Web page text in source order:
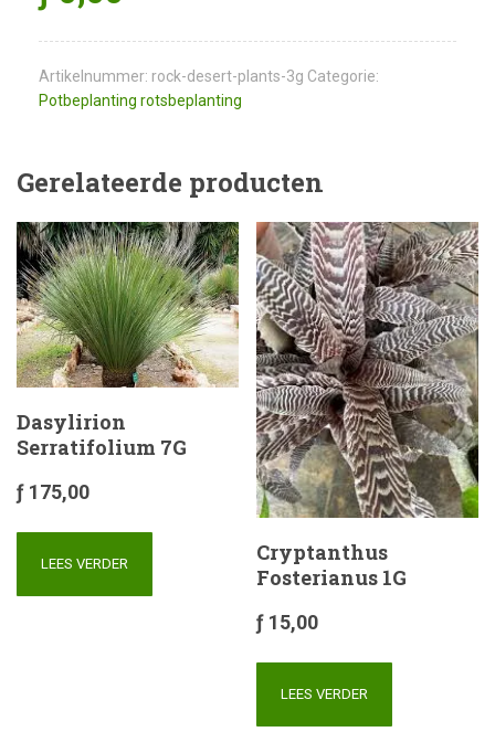
Artikelnummer: rock-desert-plants-3g Categorie:
Potbeplanting rotsbeplanting
Gerelateerde producten
Dasylirion
Serratifolium 7G
ƒ 175,00
LEES VERDER
Cryptanthus
Fosterianus 1G
ƒ 15,00
LEES VERDER